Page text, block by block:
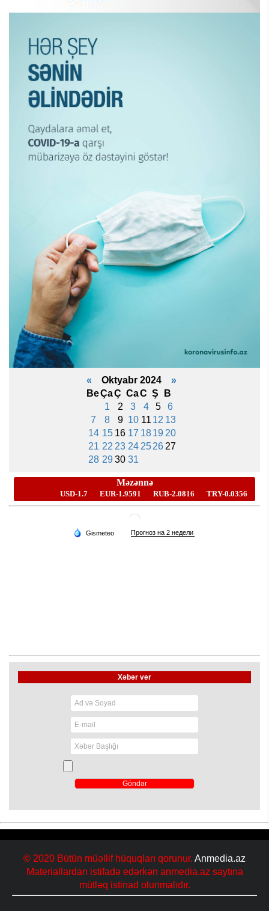
« Oktyabr 2024 »
BeÇaÇ CaC Ş
B
1
2 3 4 5
6
7
8 9 10 11 12 13
14 15 16 17 1819 20
21 22 23 24 2526 27
28 29 30 31
Xəbər ver
© 2020 Bütün müəllif hüquqları qorunur. Anmedia.az
Materiallardan istifadə edərkən anmedia.az saytına
mütləq istinad olunmalıdır.